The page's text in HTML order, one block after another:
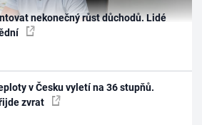
nekonečný růst důchodů. Lidé
v Česku vyletí na 36 stupňů.
zvrat